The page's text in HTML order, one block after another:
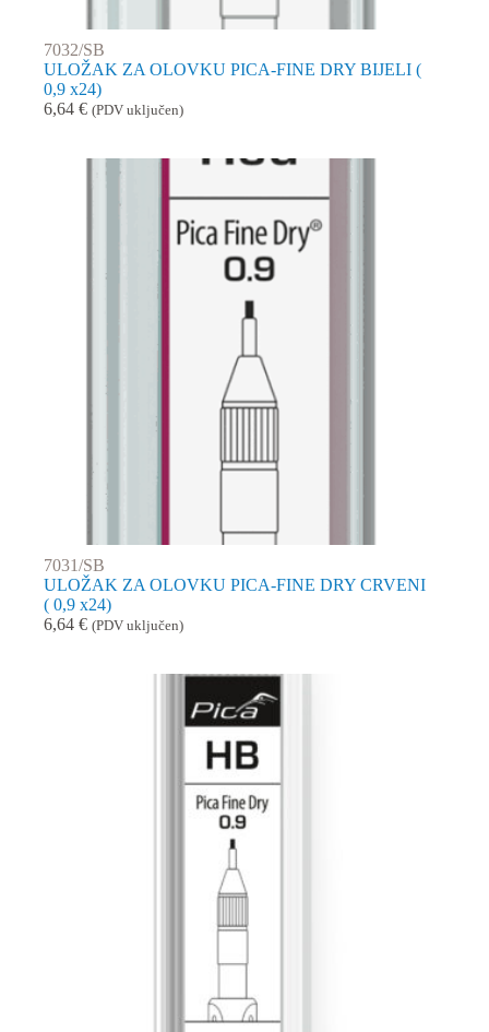
7032/SB
ULOŽAK ZA OLOVKU PICA-FINE DRY BIJELI (
0,9 x24)
6,64 € (PDV uključen)
7031/SB
ULOŽAK ZA OLOVKU PICA-FINE DRY CRVENI
( 0,9 x24)
6,64 € (PDV uključen)